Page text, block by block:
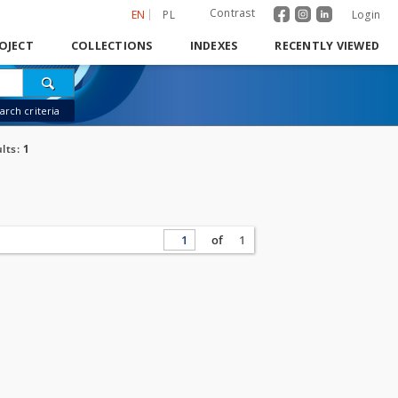
EN PL Contrast Login
COLLECTIONS INDEXES RECENTLY VIEWED
criteria
1
of 1